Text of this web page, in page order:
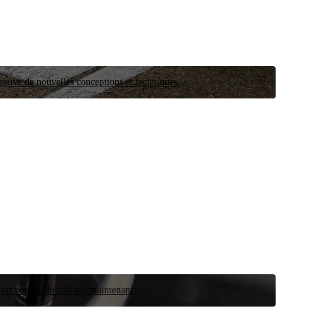
de nouvelles conceptions et techniques.
votre véhicule dès maintenant.